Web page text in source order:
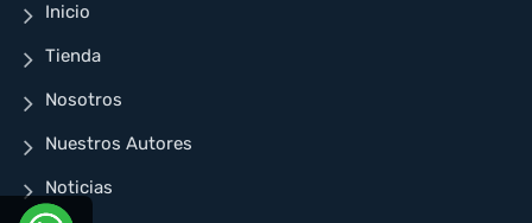
Inicio
Tienda
Nosotros
Nuestros Autores
Noticias